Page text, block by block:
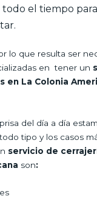
el tiempo
lo que resulta ser
en tener un
en La Colonia
del día a día
tipo y los casos
servicio de
son: